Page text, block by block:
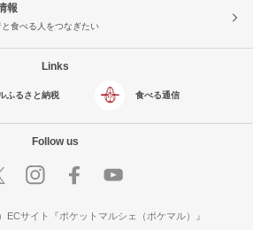
報
と食べる人をつなぎたい
Links
ふるさと納税 食べる通信
Follow us
ECサイト『ポケットマルシェ（ポケマル）』